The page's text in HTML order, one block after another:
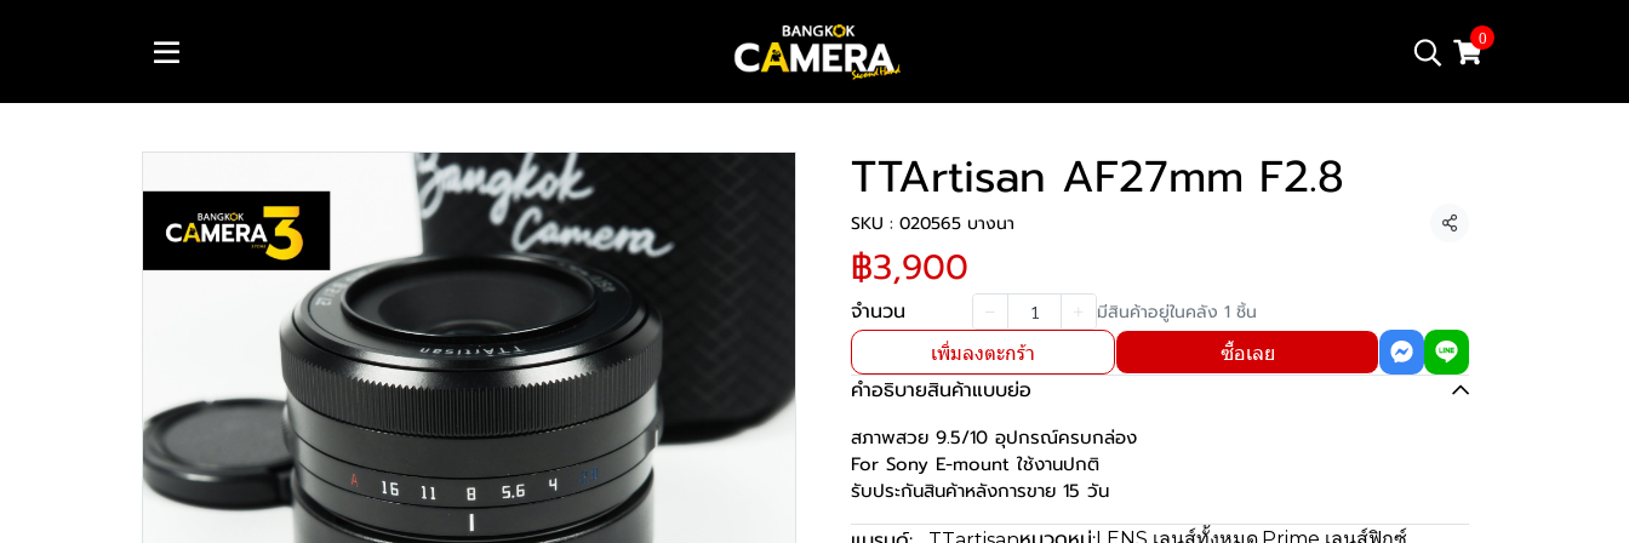
0
TTArtisan AF27mm F2.8
SKU : 020565 บางนา แชร์
฿3,900
จำนวน
มีสินค้าอยู่ในคลัง 1 ชิ้น
เพิ่มลงตะกร้า
ซื้อเลย
คำอธิบายสินค้าแบบย่อ
สภาพสวย 9.5/10 อุปกรณ์ครบกล่อง
For Sony E-mount ใช้งานปกติ
รับประกันสินค้าหลังการขาย 15 วัน